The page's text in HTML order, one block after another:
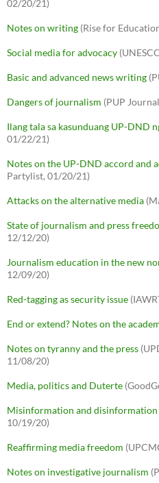
02/20/21)
Notes on writing (Rise for
Social media for advocacy
Basic and advanced news writing
Dangers of journalism (PUP
Ilang tala sa kasunduang UP-DND
01/22/21)
Notes on the UP-DND accord and
Partylist, 01/20/21)
Attacks on the alternative media
State of journalism and press
12/12/20)
Journalism education in the new
12/09/20)
Red-tagging as security issue
End or extend? Notes on the
Notes on tyranny and the press
11/08/20)
Media, politics and Duterte
Misinformation and disinformation
10/19/20)
Reaffirming media freedom
Notes on investigative journalism